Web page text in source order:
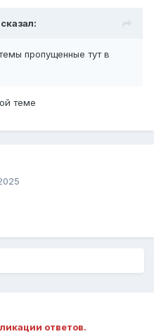
сказал:
пропущенные тут в
теме
ответов.